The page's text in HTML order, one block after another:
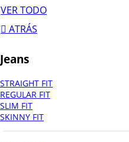
VER TODO
ATRÁS
Jeans
STRAIGHT FIT
REGULAR FIT
SLIM FIT
SKINNY FIT